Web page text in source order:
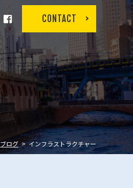
CONTACT
ブログ インフラストラクチャー